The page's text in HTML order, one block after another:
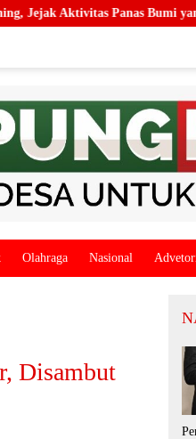
Panas Bumi yang
Olahraga Nasional
Disambut